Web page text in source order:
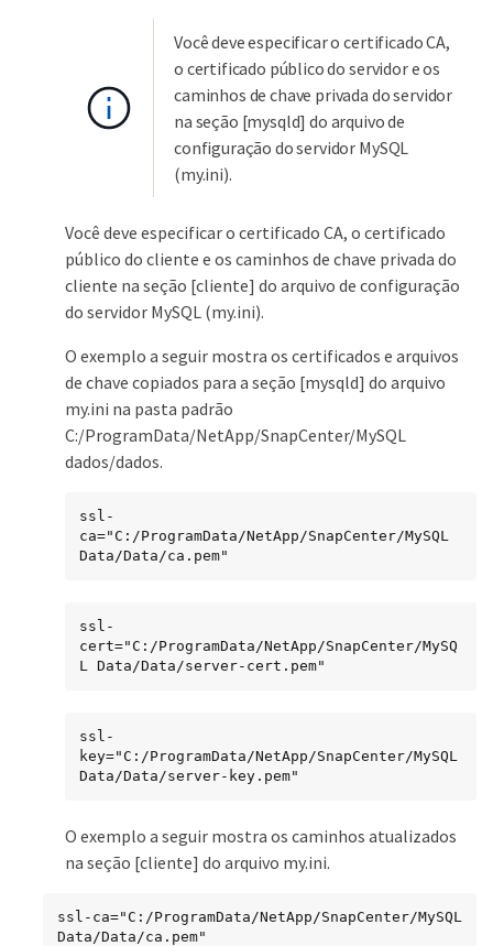
Você deve especificar o certificado CA,
o certificado público do servidor e os
caminhos de chave privada do servidor
na seção [mysqld] do arquivo de
configuração do servidor MySQL
(my.ini).
Você deve especificar o certificado CA, o certificado
público do cliente e os caminhos de chave privada do
cliente na seção [cliente] do arquivo de configuração
do servidor MySQL (my.ini).
O exemplo a seguir mostra os certificados e arquivos
de chave copiados para a seção [mysqld] do arquivo
my.ini na pasta padrão
C:/ProgramData/NetApp/SnapCenter/MySQL
dados/dados.
ssl-
ca="C:/ProgramData/NetApp/SnapCenter/MySQL
Data/Data/ca.pem"
ssl-
cert="C:/ProgramData/NetApp/SnapCenter/MySQ
L Data/Data/server-cert.pem"
ssl-
key="C:/ProgramData/NetApp/SnapCenter/MySQL
Data/Data/server-key.pem"
O exemplo a seguir mostra os caminhos atualizados
na seção [cliente] do arquivo my.ini.
ssl-ca="C:/ProgramData/NetApp/SnapCenter/MySQL
Data/Data/ca.pem"